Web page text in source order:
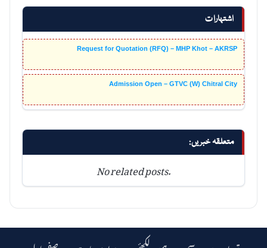
اشتہارات
Request for Quotation (RFQ) – MHP Khot – AKRSP
Admission Open – GTVC (W) Chitral City
متعلقہ خبریں:
No related posts.